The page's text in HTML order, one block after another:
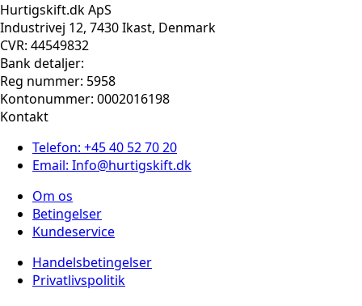
Hurtigskift.dk ApS
Industrivej 12, 7430 Ikast, Denmark
CVR: 44549832
Bank detaljer:
Reg nummer: 5958
Kontonummer: 0002016198
Kontakt
Telefon: +45 40 52 70 20
Email: Info@hurtigskift.dk
Om os
Betingelser
Kundeservice
Handelsbetingelser
Privatlivspolitik